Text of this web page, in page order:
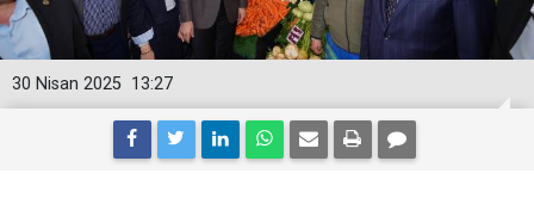
13:27
30 Nisan 2025